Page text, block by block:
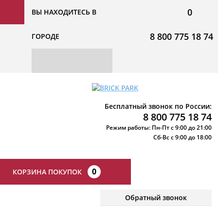
ВЫ НАХОДИТЕСЬ В
ГОРОДЕ
0
8 800 775 18 74
Бесплатный звонок по России:
8 800 775 18 74
Режим работы: Пн-Пт с 9:00 до 21:00
Сб-Вс с 9:00 до 18:00
КОРЗИНА ПОКУПОК 0
Обратный звонок